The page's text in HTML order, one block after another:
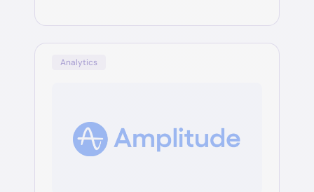
Analytics